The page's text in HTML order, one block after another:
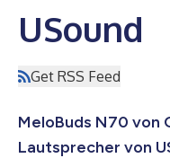
USound
Get RSS Feed
MeloBuds N70 von
Lautsprecher von